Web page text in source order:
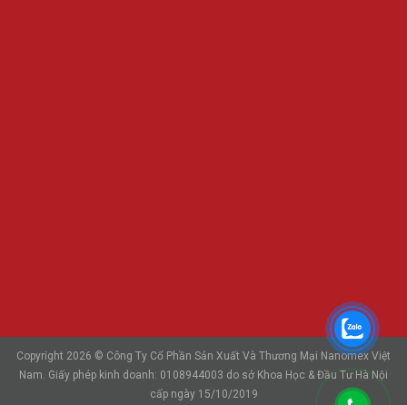
Copyright 2026 © Công Ty Cổ Phần Sản Xuất Và Thương Mại Nanomex Việt
Nam. Giấy phép kinh doanh: 0108944003 do sở Khoa Học & Đầu Tư Hà Nội
cấp ngày 15/10/2019